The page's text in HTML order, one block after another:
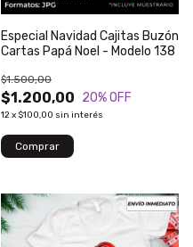
Especial Navidad Cajitas Buzón
Cartas Papá Noel - Modelo 138
$1.200,00
$1.500,00
20% OFF
12x $100,00 sin interés